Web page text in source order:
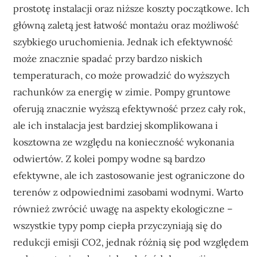
prostotę instalacji oraz niższe koszty początkowe. Ich
główną zaletą jest łatwość montażu oraz możliwość
szybkiego uruchomienia. Jednak ich efektywność
może znacznie spadać przy bardzo niskich
temperaturach, co może prowadzić do wyższych
rachunków za energię w zimie. Pompy gruntowe
oferują znacznie wyższą efektywność przez cały rok,
ale ich instalacja jest bardziej skomplikowana i
kosztowna ze względu na konieczność wykonania
odwiertów. Z kolei pompy wodne są bardzo
efektywne, ale ich zastosowanie jest ograniczone do
terenów z odpowiednimi zasobami wodnymi. Warto
również zwrócić uwagę na aspekty ekologiczne –
wszystkie typy pomp ciepła przyczyniają się do
redukcji emisji CO2, jednak różnią się pod względem